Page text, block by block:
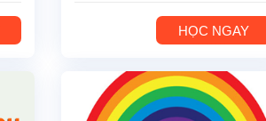
HỌC NGAY